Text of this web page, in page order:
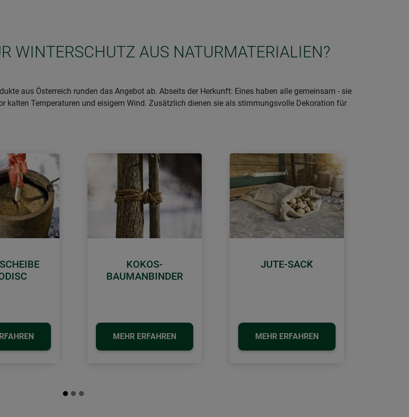
WINTERSCHUTZ AUS NATURMATERIALIEN?
aus Österreich runden das Angebot ab. Abseits der Herkunft: Eines haben alle gemeinsam - sie
Temperaturen und eisigem Wind. Zusätzlich dienen sie als stimmungsvolle Dekoration für
KOKOS-
BAUMANBINDER
MEHR ERFAHREN
JUTE-SACK
MEHR ERFAHREN
Weiter